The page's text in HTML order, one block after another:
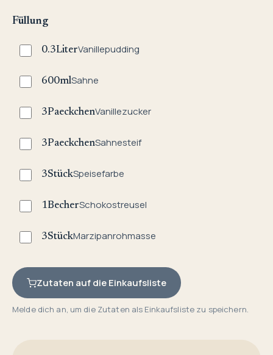
Füllung
0.3LiterVanillepudding
600mlSahne
3PaeckchenVanillezucker
3PaeckchenSahnesteif
3StückSpeisefarbe
1BecherSchokostreusel
3StückMarzipanrohmasse
Zutaten auf die Einkaufsliste
Melde dich an, um die Zutaten als Einkaufsliste zu speichern.